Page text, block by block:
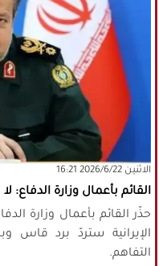
‫‫الاثنين‬‬ 2026/6/22 16:21
القائم بأعمال وزارة الدفاع:
حذّر القائم بأعمال وزارة
الإيرانية ستردّ برد قاس
التفاهم.